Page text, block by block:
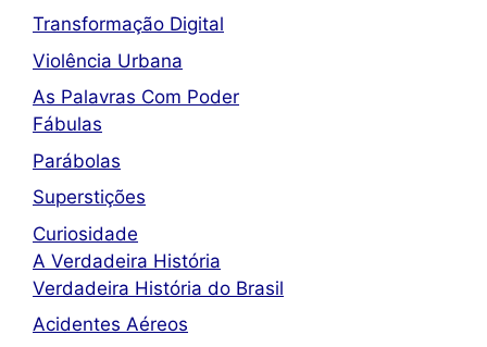
Transformação Digital
Violência Urbana
As Palavras Com Poder
Fábulas
Parábolas
Superstições
Curiosidade
A Verdadeira História
Verdadeira História do Brasil
Acidentes Aéreos